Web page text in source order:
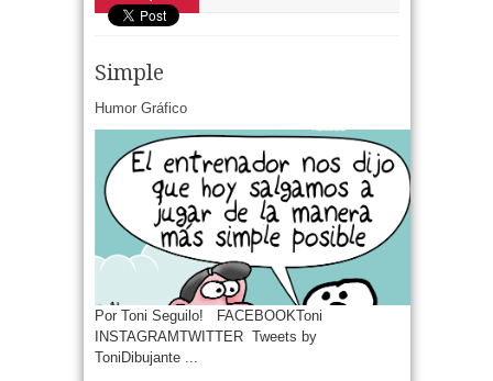
Simple
Humor Gráfico
Por Toni Seguilo! FACEBOOKToni
INSTAGRAMTWITTER Tweets by
ToniDibujante ...